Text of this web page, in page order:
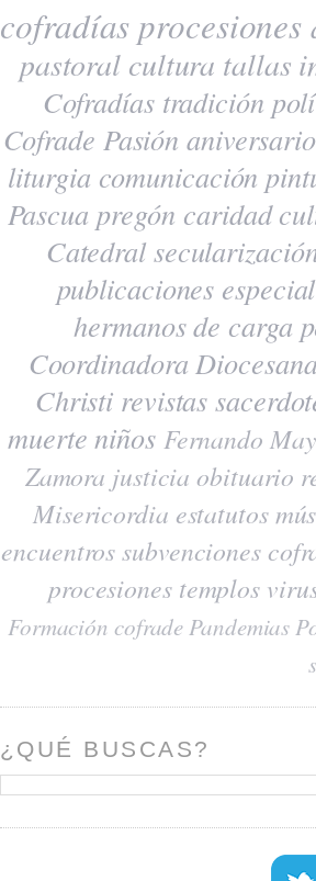
cofradías procesiones
pastoral cultura tallas
Cofradías tradición
Cofrade Pasión
liturgia comunicación
Pascua pregón caridad
Catedral
publicaciones
hermanos de carga
Coordinadora
Christi revistas
muerte niños Fernando
Zamora justicia obituario
Misericordia estatutos
encuentrossubvenciones
procesiones templos
Formación cofradePandemias
¿QUÉ BUSCAS?